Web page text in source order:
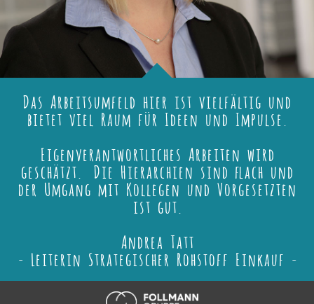
Das Arbeitsumfeld hier ist vielfältig und
bietet viel Raum für Ideen und Impulse.
Eigenverantwortliches Arbeiten wird
geschätzt. Die Hierarchien sind flach und
der Umgang mit Kollegen und Vorgesetzten
ist gut.
Andrea Tatt
- Leiterin Strategischer Rohstoff Einkauf -